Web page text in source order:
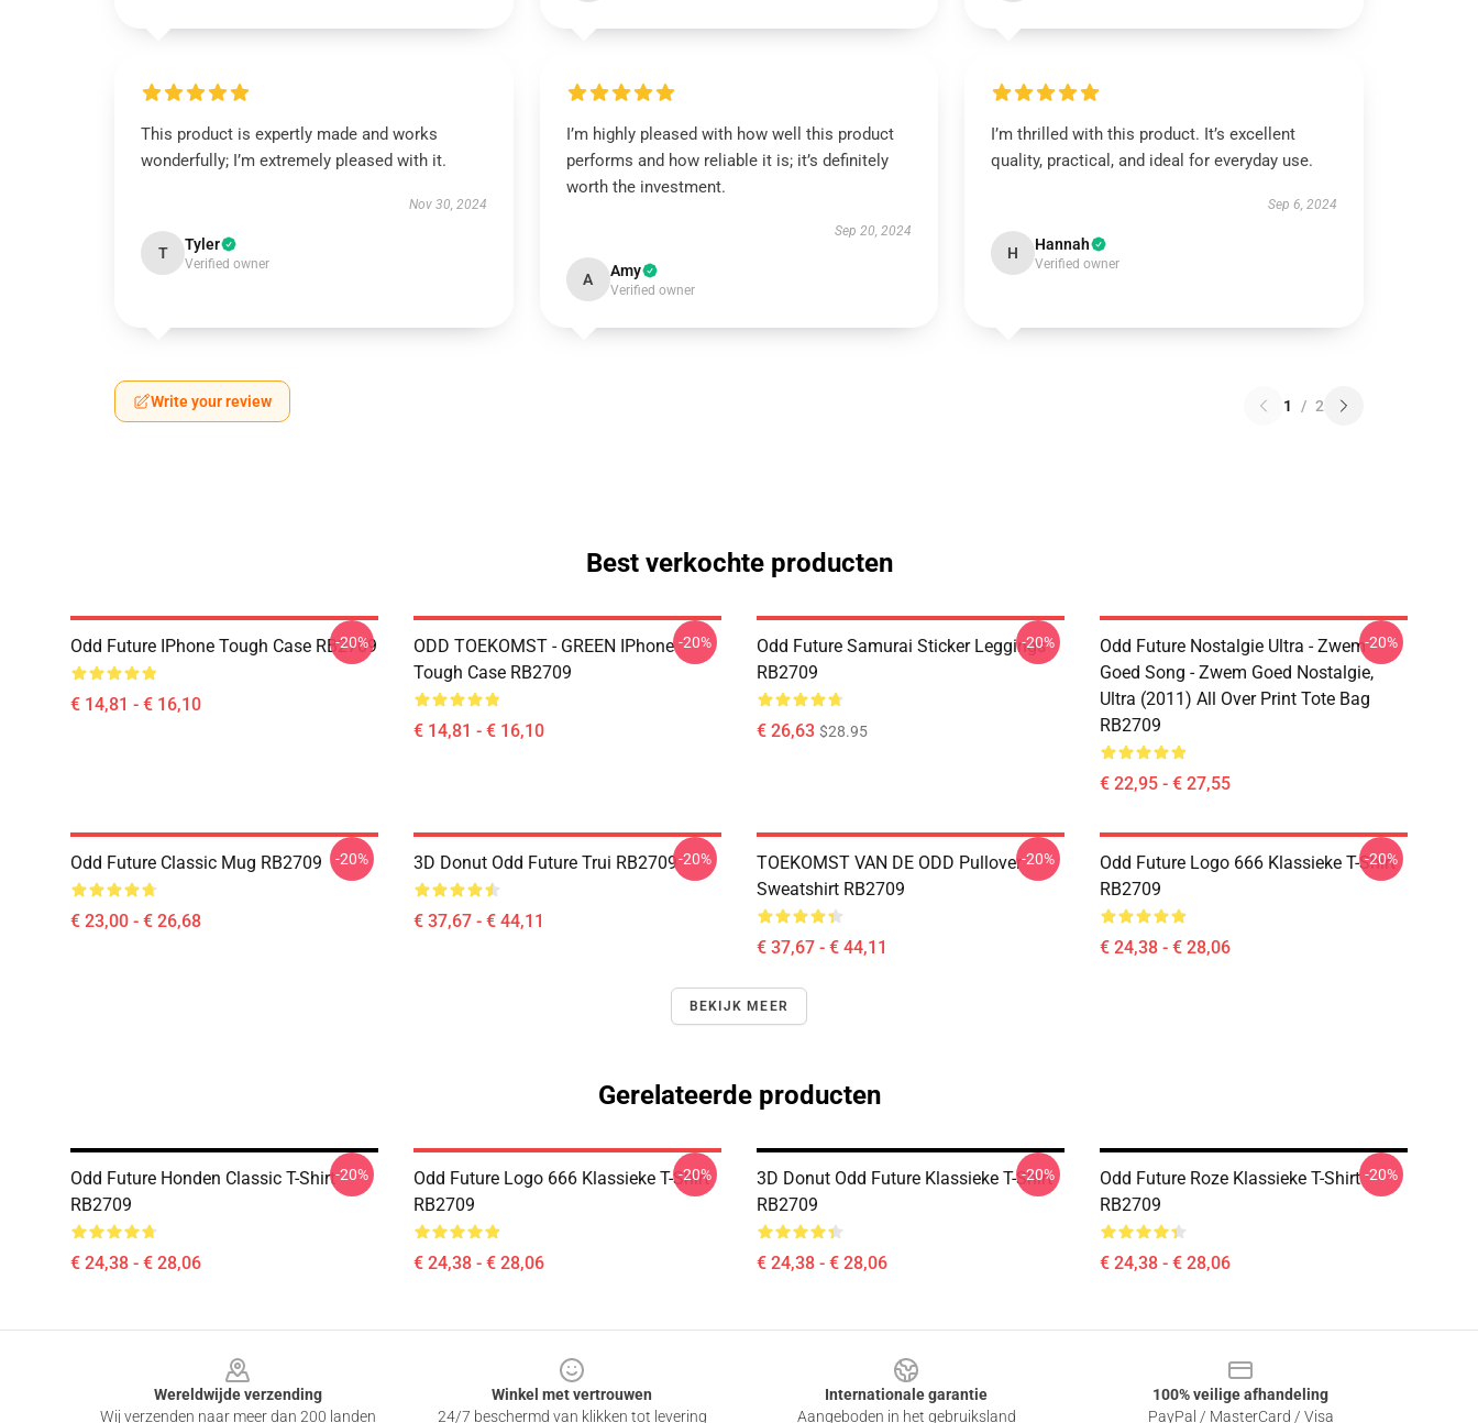
This product is expertly made and works
wonderfully; I’m extremely pleased with it.
Nov 30, 2024
T Tyler
Verified owner
I’m highly pleased with how well this product
performs and how reliable it is; it’s definitely
worth the investment.
Sep 20, 2024
A Amy
Verified owner
I’m thrilled with this product. It’s excellent
quality, practical, and ideal for everyday use.
Sep 6, 2024
H Hannah
Verified owner
Write your review 1 / 2
Best verkochte producten
Odd Future IPhone Tough Case RB2709
€ 14,81 - € 16,10
-20%
ODD TOEKOMST - GREEN IPhone
Tough Case RB2709
€ 14,81 - € 16,10
-20%
Odd Future Samurai Sticker Leggings
RB2709
€ 26,63 $28.95
-20%
Odd Future Nostalgie Ultra - Zwem
Goed Song - Zwem Goed Nostalgie,
Ultra (2011) All Over Print Tote Bag
RB2709
€ 22,95 - € 27,55
-20%
Odd Future Classic Mug RB2709
€ 23,00 - € 26,68
-20% 3D Donut Odd Future Trui RB2709
€ 37,67 - € 44,11
-20%
TOEKOMST VAN DE ODD Pullover
Sweatshirt RB2709
€ 37,67 - € 44,11
-20%
Odd Future Logo 666 Klassieke T-Shirt
RB2709
€ 24,38 - € 28,06
-20%
BEKIJK MEER
Gerelateerde producten
Odd Future Honden Classic T-Shirt
RB2709
€ 24,38 - € 28,06
-20%
Odd Future Logo 666 Klassieke T-Shirt
RB2709
€ 24,38 - € 28,06
-20%
3D Donut Odd Future Klassieke T-Shirt
RB2709
€ 24,38 - € 28,06
-20%
Odd Future Roze Klassieke T-Shirt
RB2709
€ 24,38 - € 28,06
-20%
Wereldwijde verzending
Wij verzenden naar meer dan 200 landen
Winkel met vertrouwen
24/7 beschermd van klikken tot levering
Internationale garantie
Aangeboden in het gebruiksland
100% veilige afhandeling
PayPal / MasterCard / Visa